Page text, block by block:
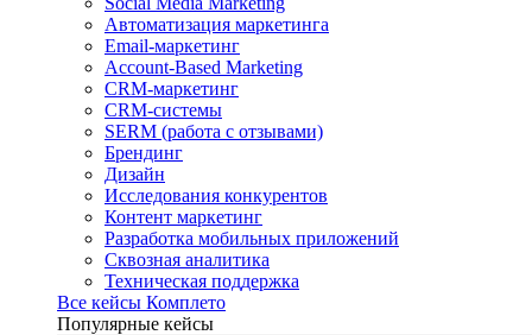
Автоматизация маркетинга
Email-маркетинг
Account-Based Marketing
CRM-маркетинг
CRM-системы
SERM (работа с отзывами)
Брендинг
Дизайн
Исследования конкурентов
Контент маркетинг
Разработка мобильных приложений
Сквозная аналитика
Техническая поддержка
Все кейсы Комплето
Популярные кейсы